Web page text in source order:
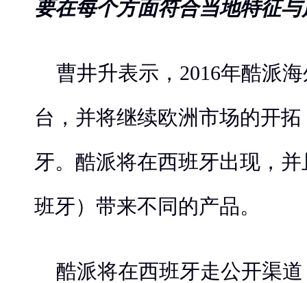
要在每个方面符合当地特征
曹井升表示，2016年酷派
台，并将继续欧洲市场的开
牙。酷派将在西班牙出现，
班牙）带来不同的产品。
酷派将在西班牙走公开渠